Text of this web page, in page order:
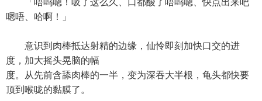
「唔呜嗯！吸了这么久、口都酸了唔呜嗯、快点出来吧
嗯唔、哈啊！」
意识到肉棒抵达射精的边缘，仙怜即刻加快口交的进
度，加大摇头晃脑的幅
度。从先前含舔肉棒的一半，变为深吞大半根，龟头都快要
顶到喉咙的黏膜了。